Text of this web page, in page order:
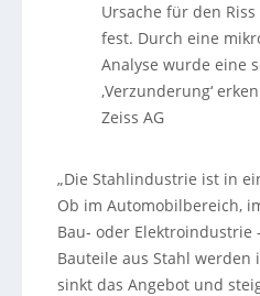
Ursache für den
fest. Durch eine
Analyse wurde eine
‚Verzunderung‘
Zeiss AG
„Die Stahlindustrie ist in
Ob im Automobilbereich,
Bau- oder Elektroindustrie
Bauteile aus Stahl werden
sinkt das Angebot und